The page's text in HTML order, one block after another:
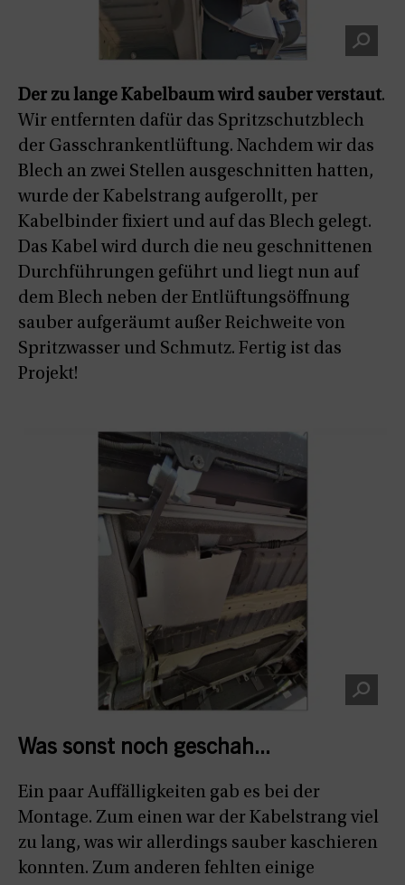
Der zu lange Kabelbaum wird sauber verstaut.
Wir entfernten dafür das Spritzschutzblech
der Gasschrankentlüftung. Nachdem wir das
Blech an zwei Stellen ausgeschnitten hatten,
wurde der Kabelstrang aufgerollt, per
Kabelbinder fixiert und auf das Blech gelegt.
Das Kabel wird durch die neu geschnittenen
Durchführungen geführt und liegt nun auf
dem Blech neben der Entlüftungsöffnung
sauber aufgeräumt außer Reichweite von
Spritzwasser und Schmutz. Fertig ist das
Projekt!
Was sonst noch geschah...
Ein paar Auffälligkeiten gab es bei der
Montage. Zum einen war der Kabelstrang viel
zu lang, was wir allerdings sauber kaschieren
konnten. Zum anderen fehlten einige